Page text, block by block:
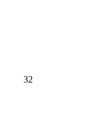
32